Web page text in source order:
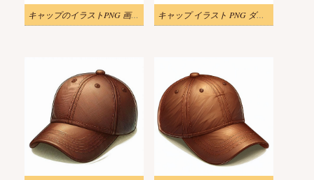
キャップのイラストPNG 画像 2 キャップ イラスト PNG ダウンロード